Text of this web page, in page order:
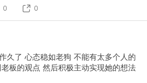
0 0
久了 心态稳如老狗 不能有太多个人的
板的观点 然后积极主动实现她的想法